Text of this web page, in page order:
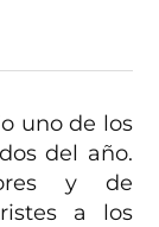
uno de los
del año.
y de
a los